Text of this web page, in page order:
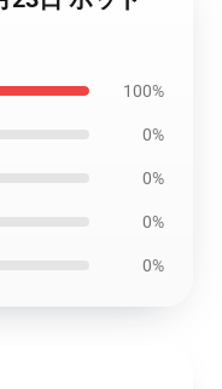
100%
0%
0%
0%
0%